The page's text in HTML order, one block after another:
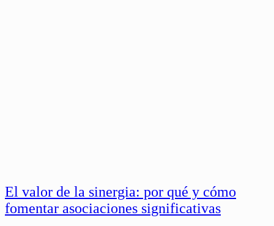
El valor de la sinergia: por qué y cómo
fomentar asociaciones significativas